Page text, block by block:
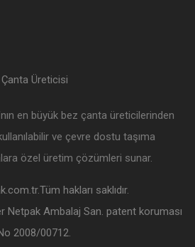
en büyük bez çanta üreticilerinden
ve çevre dostu taşıma
özel üretim çözümleri sunar.
hakları saklıdır.
Netpak Ambalaj San. patent koruması
2008/00712.